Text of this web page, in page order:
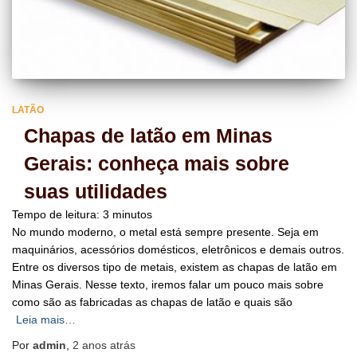
LATÃO
Chapas de latão em Minas
Gerais: conheça mais sobre
suas utilidades
Tempo de leitura: 3 minutos
No mundo moderno, o metal está sempre presente. Seja em
maquinários, acessórios domésticos, eletrônicos e demais outros.
Entre os diversos tipo de metais, existem as chapas de latão em
Minas Gerais. Nesse texto, iremos falar um pouco mais sobre
como são as fabricadas as chapas de latão e quais são
Leia mais…
Por admin 2 anos atrás